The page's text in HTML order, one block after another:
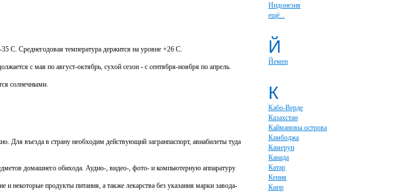
С. Среднегодовая температура держится на уровне +26 С.
с мая по август-октябрь, сухой сезон - с сентября-ноября по апрель.
солнечными.
Для въезда в страну необходим действующий загранпаспорт, авиабилеты туда
домашнего обихода. Аудио-, видео-, фото- и компьютерную аппаратуру
некоторые продукты питания, а также лекарства без указания марки завода-
Индонезия
ещё...
Й
Йемен
К
Кабо-Верде
Казахстан
Каймановы острова
Камбоджа
Камерун
Канада
Катар
Кения
Кипр